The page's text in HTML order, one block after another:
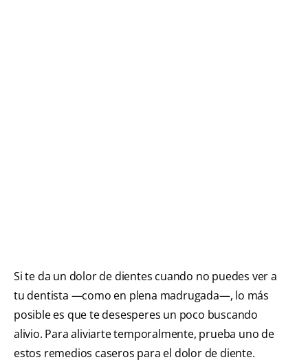
Si te da un dolor de dientes cuando no puedes ver a
tu dentista —como en plena madrugada—, lo más
posible es que te desesperes un poco buscando
alivio. Para aliviarte temporalmente, prueba uno de
estos remedios caseros para el dolor de diente.